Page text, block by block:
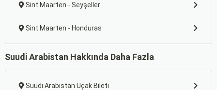
Sint Maarten - Seyşeller
Sint Maarten - Honduras
Suudi Arabistan Hakkında Daha Fazla
Suudi Arabistan Uçak Bileti